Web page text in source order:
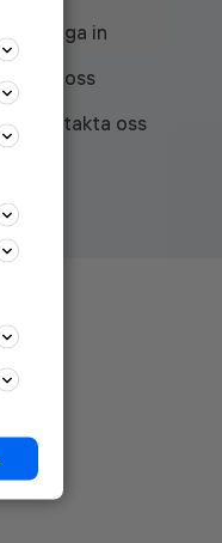
Logga in
Om oss
Kontakta oss